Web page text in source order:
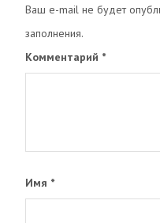
Ваш e-mail не будет
заполнения.
Комментарий *
Имя *